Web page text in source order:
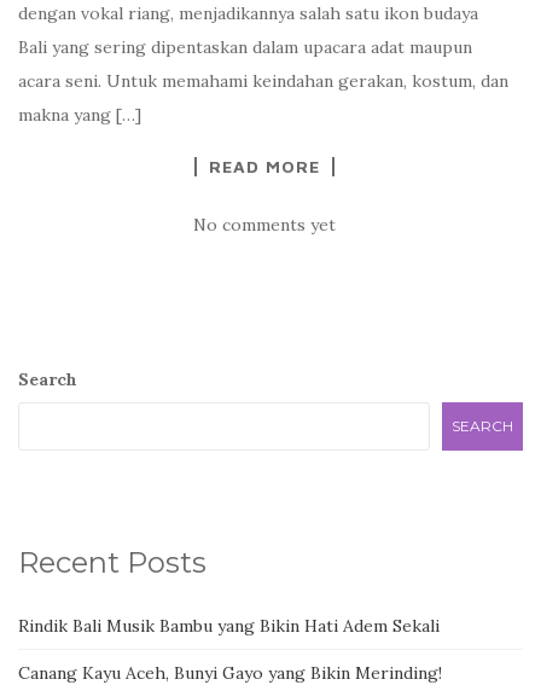
dengan vokal riang, menjadikannya salah satu ikon budaya
Bali yang sering dipentaskan dalam upacara adat maupun
acara seni. Untuk memahami keindahan gerakan, kostum, dan
makna yang […]
READ MORE
No comments yet
Search
SEARCH
Recent Posts
Rindik Bali Musik Bambu yang Bikin Hati Adem Sekali
Canang Kayu Aceh, Bunyi Gayo yang Bikin Merinding!